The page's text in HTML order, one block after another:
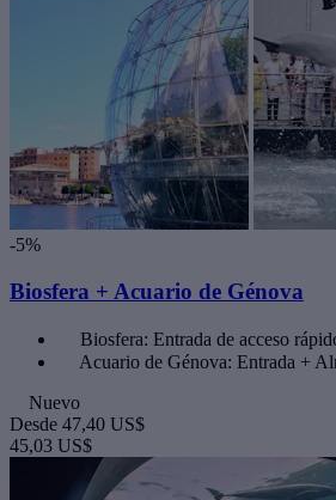
-5%
Biosfera + Acuario de Génova
Biosfera: Entrada de acceso
Acuario de Génova: Entrada +
Nuevo
Desde 47,40 US$
45,03 US$